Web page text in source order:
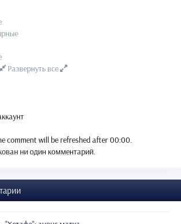
Развернуть все
comment will be refreshed after00:00.
ни один комментарий.